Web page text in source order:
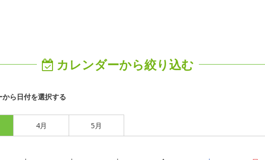
カレンダーから絞り込む
から日付を選択する
4月 5月